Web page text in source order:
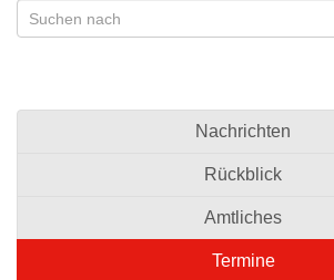
Nachrichten
Rückblick
Amtliches
Termine